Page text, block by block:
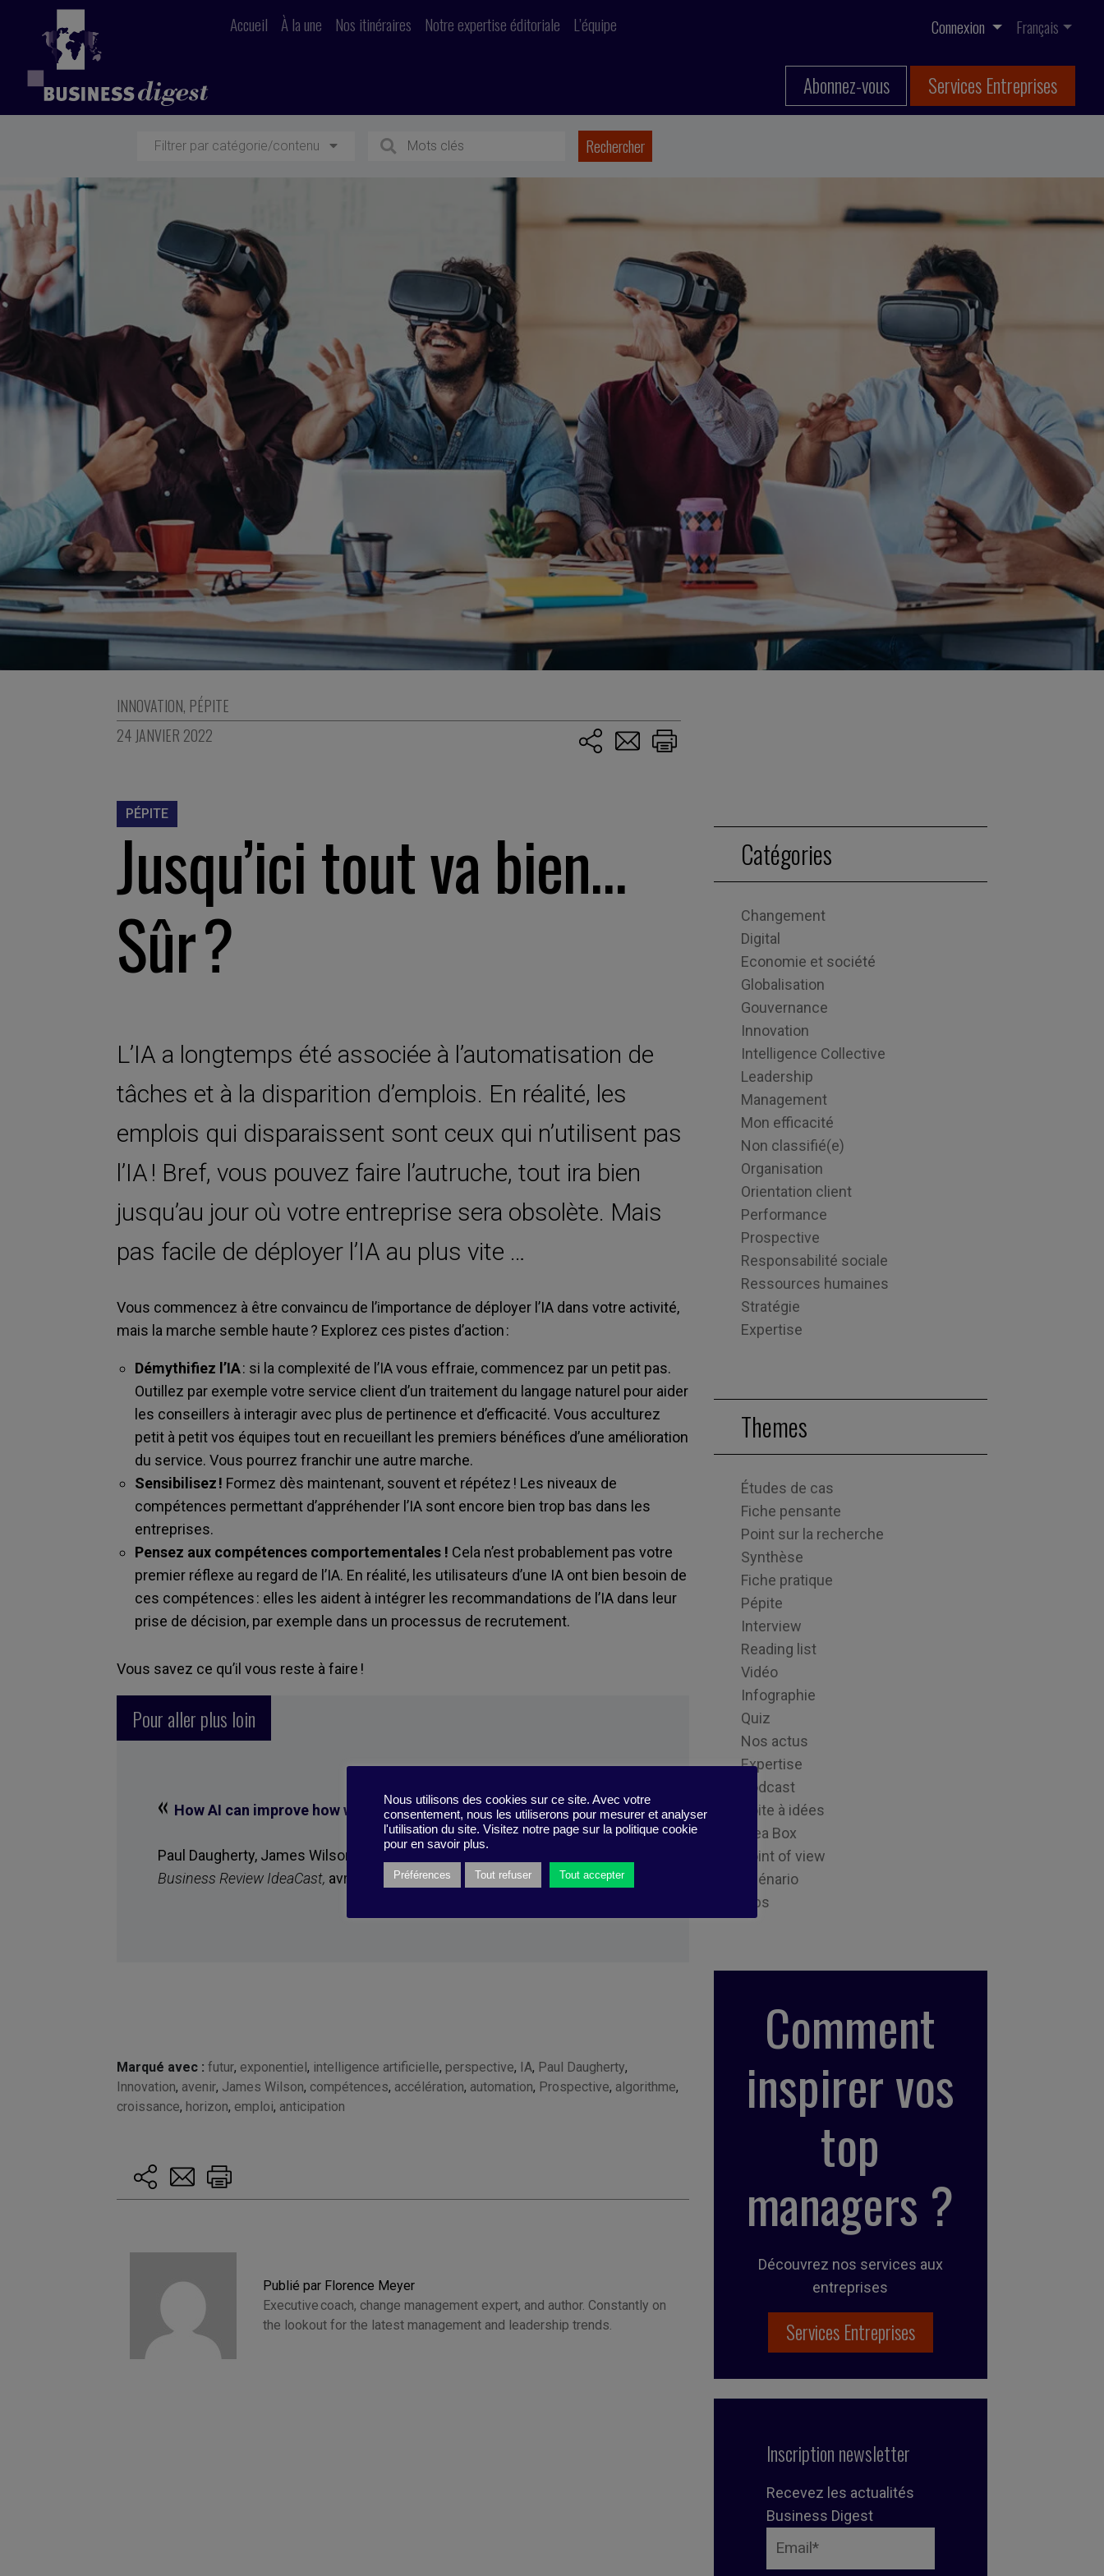
Accueil À la une Nos itinéraires Notre expertise éditoriale L’équipe Connexion Français
Abonnez-vous Services Entreprises
Filtrer par catégorie/contenu
INNOVATION, PÉPITE
24 JANVIER 2022
PÉPITE
Jusqu’ici tout va bien…
Sûr ?
L’IA a longtemps été associée à l’automatisation de
tâches et à la disparition d’emplois. En réalité, les
emplois qui disparaissent sont ceux qui n’utilisent pas
l’IA ! Bref, vous pouvez faire l’autruche, tout ira bien
jusqu’au jour où votre entreprise sera obsolète. Mais
pas facile de déployer l’IA au plus vite …
Vous commencez à être convaincu de l’importance de déployer l’IA dans votre activité,
mais la marche semble haute ? Explorez ces pistes d’action :
Démythifiez l’IA: si la complexité de l’IA vous effraie, commencez par un petit pas.
Outillez par exemple votre service client d’un traitement du langage naturel pour aider
les conseillers à interagir avec plus de pertinence et d’efficacité. Vous acculturez
petit à petit vos équipes tout en recueillant les premiers bénéfices d’une amélioration
du service. Vous pourrez franchir une autre marche.
Sensibilisez ! Formez dès maintenant, souvent et répétez ! Les niveaux de
compétences permettant d’appréhender l’IA sont encore bien trop bas dans les
entreprises.
Pensez aux compétences comportementales ! Cela n’est probablement pas votre
premier réflexe au regard de l’IA. En réalité, les utilisateurs d’une IA ont bien besoin de
ces compétences : elles les aident à intégrer les recommandations de l’IA dans leur
prise de décision, par exemple dans un processus de recrutement.
Vous savez ce qu’il vous reste à faire !
Pour aller plus loin
« How AI can improve how we work»
Paul Daugherty, James Wilson, et Sarah Green Carmichael, (
Business Review IdeaCast, avril 2018).
Marqué avec : futur, exponentiel , intelligence artificielle, perspective, IA, Paul Daugherty,
Innovation, avenir, James Wilson, compétences, accélération, automation, Prospective, algorithme,
croissance, horizon, emploi, anticipation
Publié par Florence Meyer
Executive coach, change management expert, and author. Constantly on
the lookout for the latest management and leadership trends.
Catégories
Changement
Digital
Economie et société
Globalisation
Gouvernance
Innovation
Intelligence Collective
Leadership
Management
Mon efficacité
Non classifié(e)
Organisation
Orientation client
Performance
Prospective
Responsabilité sociale
Ressources humaines
Stratégie
Expertise
Themes
Études de cas
Fiche pensante
Point sur la recherche
Synthèse
Fiche pratique
Pépite
Interview
Reading list
Vidéo
Infographie
Quiz
Nos actus
Expertise
Podcast
Boite à idées
Idea Box
Point of view
Scénario
Tips
Comment
inspirer vos
top
managers ?
Découvrez nos services aux
entreprises
Services Entreprises
Inscription newsletter
Recevez les actualités
Business Digest
Nous utilisons des cookies sur ce site. Avec votre
consentement, nous les utiliserons pour mesurer et analyser
l'utilisation du site. Visitez notre page sur la politique cookie
pour en savoir plus.
Préférences Tout refuser Tout accepter